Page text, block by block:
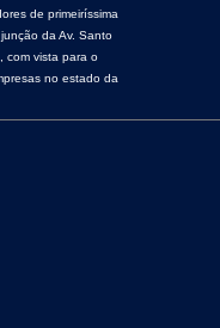
de primeiríssima
da Av. Santo
com vista para o
no estado da